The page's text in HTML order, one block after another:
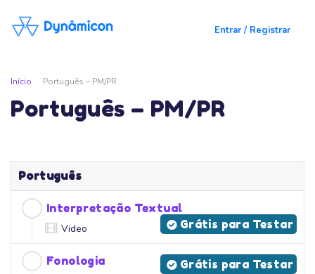
Entrar / Registrar
Início Português – PM/PR
Português – PM/PR
Português
Interpretação Textual
Grátis para Testar
Video
Fonologia Grátis para Testar